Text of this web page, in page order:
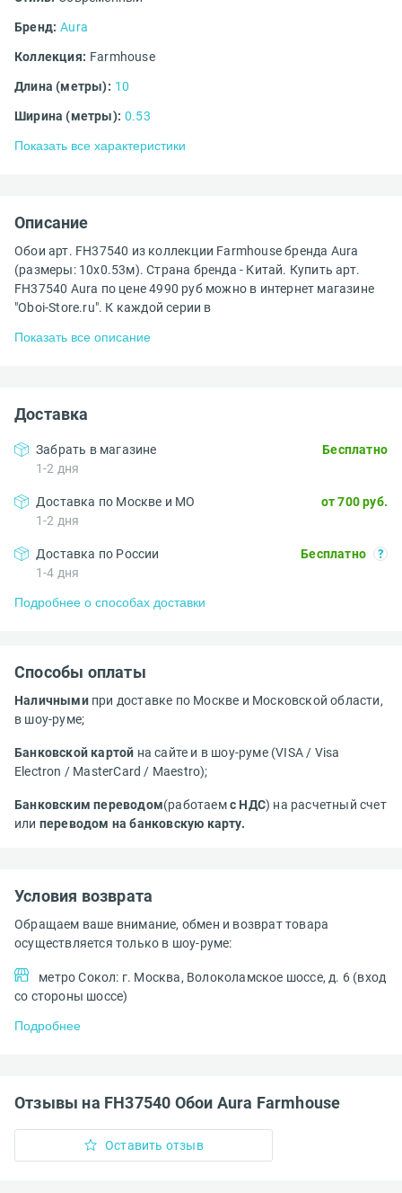
Бренд: Aura
Коллекция: Farmhouse
Длина (метры): 10
Ширина (метры): 0.53
Показать все характеристики
Описание
Обои арт. FH37540 из коллекции Farmhouse бренда Aura
(размеры: 10х0.53м). Страна бренда - Китай. Купить арт.
FH37540 Aura по цене 4990 руб можно в интернет магазине
"Oboi-Store.ru". К каждой серии в
Показать все описание
Доставка
Забрать в магазине
1-2 дня
Бесплатно
Доставка по Москве и МО
1-2 дня
от 700 руб.
Доставка по России
1-4 дня
Бесплатно
Подробнее о способах доставки
Способы оплаты
Наличнымипри доставке по Москве и Московской области,
в шоу-руме;
Банковской картой на сайте и в шоу-руме (VISA / Visa
Electron / MasterCard / Maestro);
Банковским переводом(работаемс НДС) на расчетный счет
или переводом на банковскую карту.
Условия возврата
Обращаем ваше внимание, обмен и возврат товара
осуществляется только в шоу-руме:
метро Сокол: г. Москва, Волоколамское шоссе, д. 6 (вход
со стороны шоссе)
Подробнее
Отзывы на FH37540 Обои Aura Farmhouse
Оставить отзыв